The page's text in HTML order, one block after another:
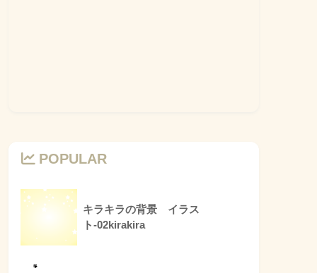
POPULAR
キラキラの背景 イラス
ト-02kirakira